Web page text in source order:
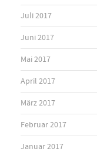
Juli 2017
Juni 2017
Mai 2017
April 2017
März 2017
Februar 2017
Januar 2017